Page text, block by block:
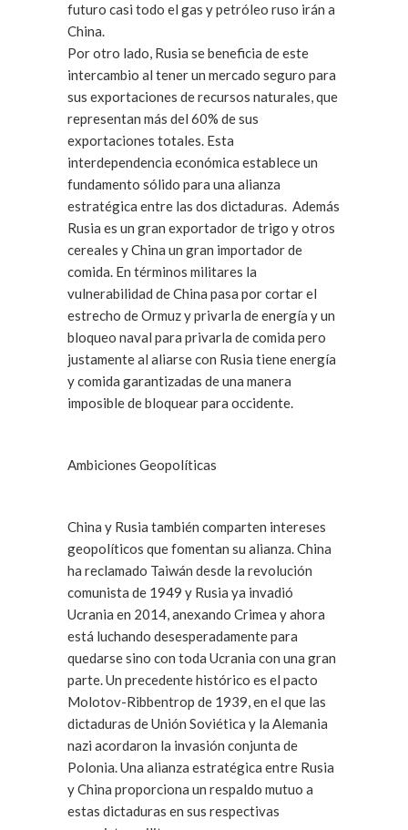
futuro casi todo el gas y petróleo ruso irán a
China.
Por otro lado, Rusia se beneficia de este
intercambio al tener un mercado seguro para
sus exportaciones de recursos naturales, que
representan más del 60% de sus
exportaciones totales. Esta
interdependencia económica establece un
fundamento sólido para una alianza
estratégica entre las dos dictaduras. Además
Rusia es un gran exportador de trigo y otros
cereales y China un gran importador de
comida. En términos militares la
vulnerabilidad de China pasa por cortar el
estrecho de Ormuz y privarla de energía y un
bloqueo naval para privarla de comida pero
justamente al aliarse con Rusia tiene energía
y comida garantizadas de una manera
imposible de bloquear para occidente.
Ambiciones Geopolíticas
China y Rusia también comparten intereses
geopolíticos que fomentan su alianza. China
ha reclamado Taiwán desde la revolución
comunista de 1949 y Rusia ya invadió
Ucrania en 2014, anexando Crimea y ahora
está luchando desesperadamente para
quedarse sino con toda Ucrania con una gran
parte. Un precedente histórico es el pacto
Molotov-Ribbentrop de 1939, en el que las
dictaduras de Unión Soviética y la Alemania
nazi acordaron la invasión conjunta de
Polonia. Una alianza estratégica entre Rusia
y China proporciona un respaldo mutuo a
estas dictaduras en sus respectivas